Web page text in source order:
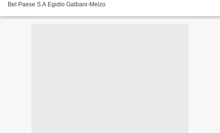
Bel Paese S.A Egidio Galbani-Melzo